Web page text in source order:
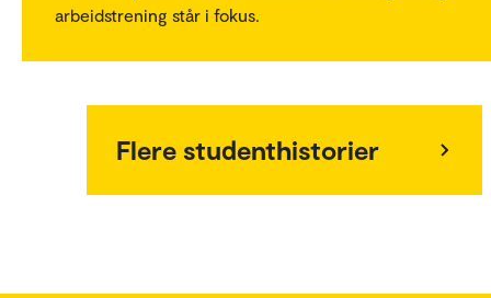
arbeidstrening står i fokus.
Flere studenthistorier